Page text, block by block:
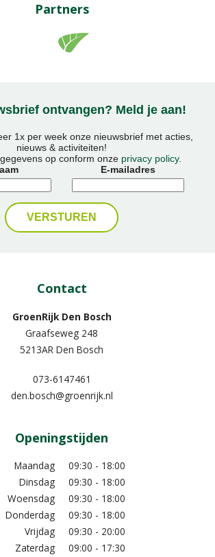
Partners
ontvangen? Meld je aan!
1x per week onze nieuwsbrief met acties,
nieuws & activiteiten!
op conform onze privacy policy.
E-mailadres
Contact
GroenRijk Den Bosch
Graafseweg 248
5213AR Den Bosch
073-6147461
den.bosch@groenrijk.nl
Openingstijden
Maandag
09:30 - 18:00
Dinsdag
09:30 - 18:00
Woensdag
09:30 - 18:00
Donderdag
09:30 - 18:00
Vrijdag
09:30 - 20:00
Zaterdag
09:00 - 17:30